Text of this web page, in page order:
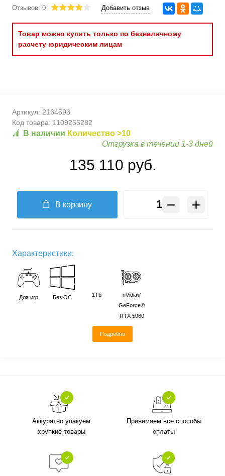
Отзывов: 0 Добавить отзыв
Товар можно купить только по безналичному
расчету юридическим лицам
Артикул: 2164593
Код товара: 1109255282
В наличии Количество >10
Отгрузка в течении 1-3 дней
135 110 руб.
В корзину
Характеристики:
Для игр Без ОС 1Tb
nVidia®
GeForce®
RTX 5060
Подробно
Аккуратно упакуем
хрупкие товары
Принимаем все способы
оплаты